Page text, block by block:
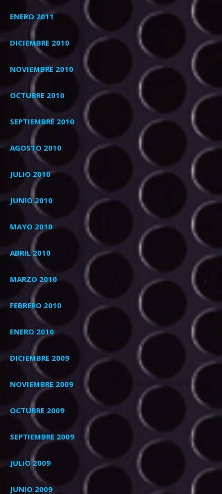
ENERO 2011
DICIEMBRE 2010
NOVIEMBRE 2010
OCTUBRE 2010
SEPTIEMBRE 2010
AGOSTO 2010
JULIO 2010
JUNIO 2010
MAYO 2010
ABRIL 2010
MARZO 2010
FEBRERO 2010
ENERO 2010
DICIEMBRE 2009
NOVIEMBRE 2009
OCTUBRE 2009
SEPTIEMBRE 2009
JULIO 2009
JUNIO 2009